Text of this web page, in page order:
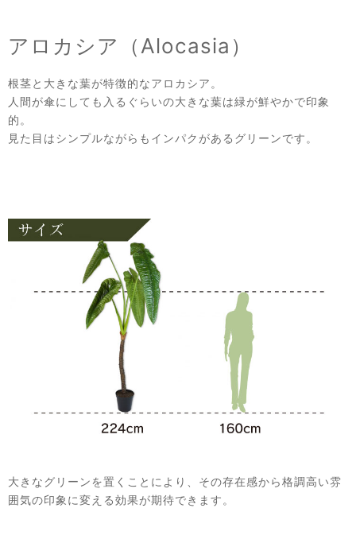
アロカシア（Alocasia）
根茎と大きな葉が特徴的なアロカシア。
人間が傘にしても入るぐらいの大きな葉は緑が鮮やかで印象
的。
見た目はシンプルながらもインパクがあるグリーンです。
大きなグリーンを置くことにより、その存在感から格調高い雰
囲気の印象に変える効果が期待できます。